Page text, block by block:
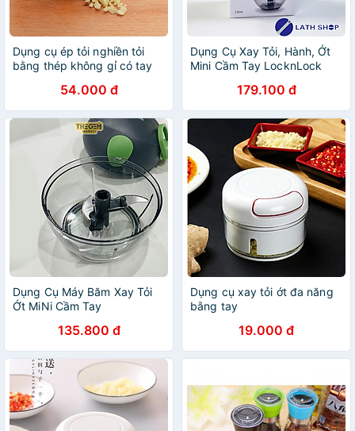
Dụng cụ ép tỏi nghiền tỏi
bằng thép không gỉ có tay
54.000 đ
Dụng Cụ Xay Tỏi, Hành, Ớt
Mini Cầm Tay LocknLock
- Hàng Chính Hãng
179.100 đ
Dụng Cụ Máy Băm Xay Tỏi
Ớt MiNi Cầm Tay
Hành, Thịt, Cá Đa Năng Làm
Đồ Ăn Dặm Cho Bé - Chính
Hãng
135.800 đ
Dụng cụ xay tỏi ớt đa năng
bằng tay
19.000 đ